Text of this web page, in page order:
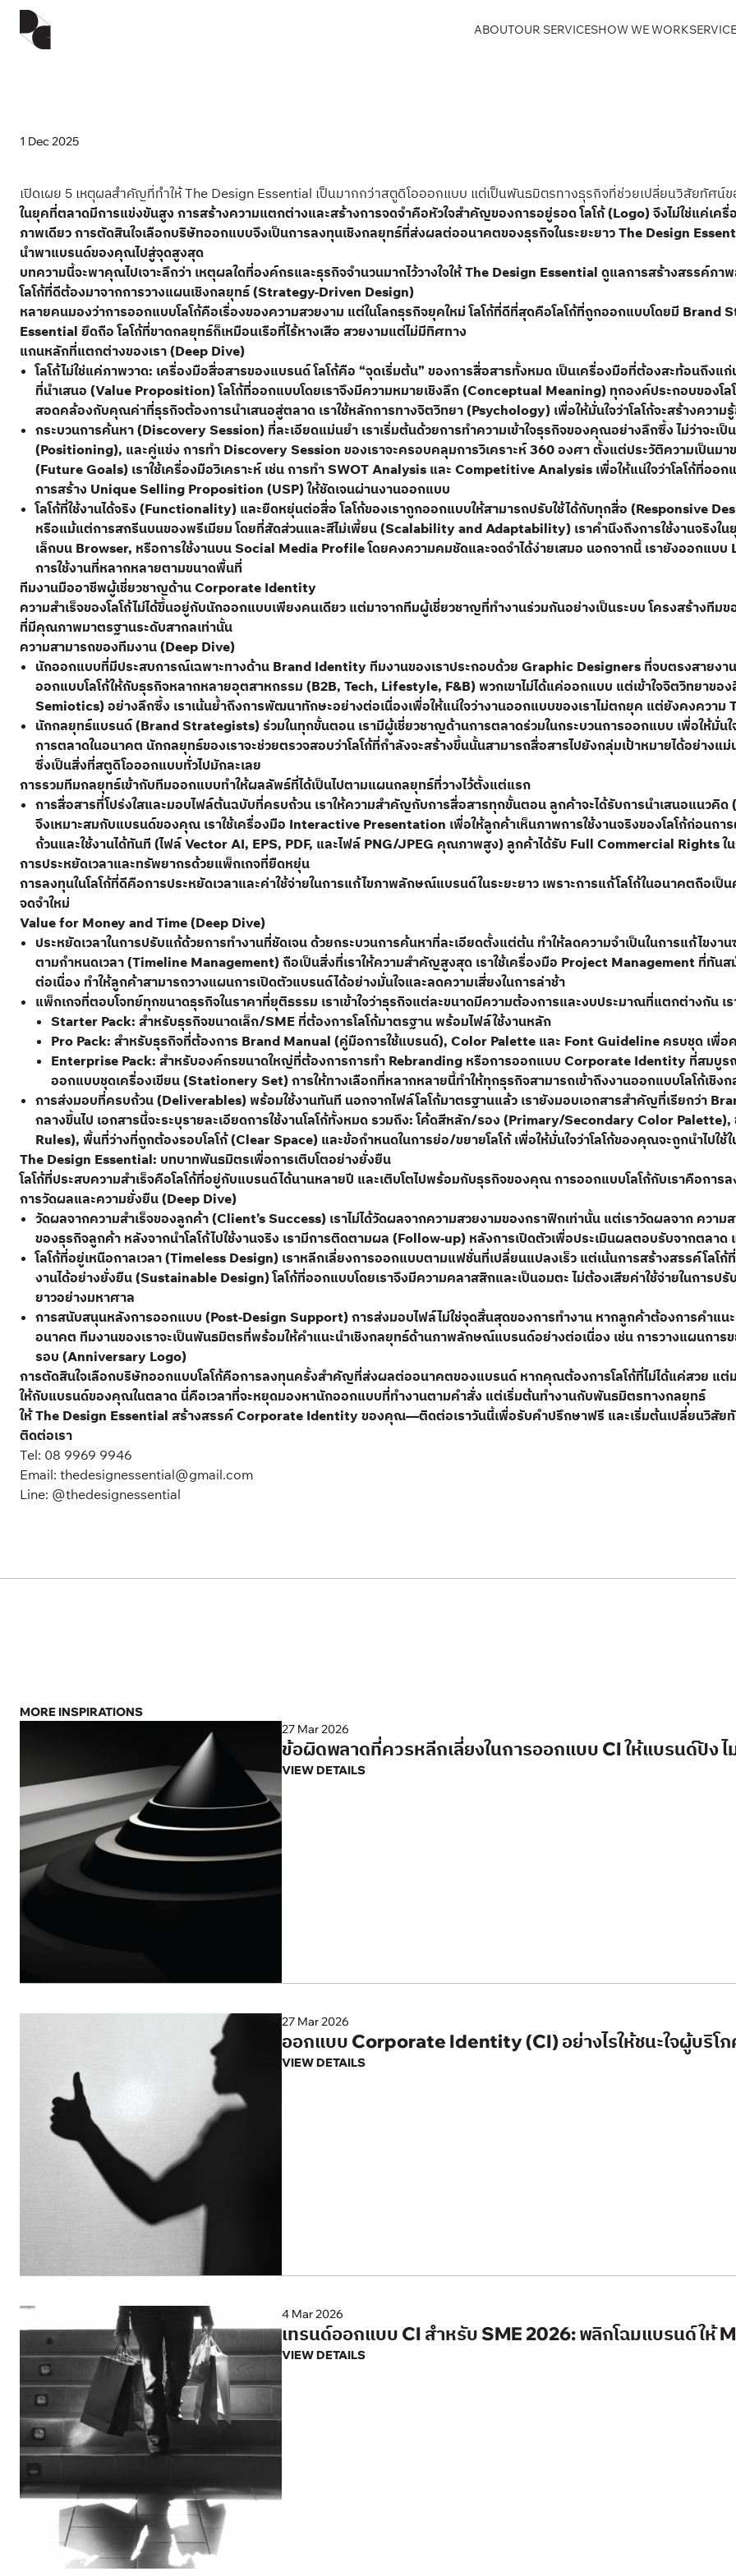
ABOUTOUR SERVICESHOW WE WORK
1 Dec 2025
เปิดเผย 5 เหตุผลสำคัญที่ทำให้ The Design Essential เป็นมากกว่าสตูดิโอออกแบบ แต่เป็นพันธมิตรทางธุรกิจที่ช่วยเปลี่ยนวิสัยทัศน์
ในยุคที่ตลาดมีการแข่งขันสูง การสร้างความแตกต่างและสร้างการจดจำคือหัวใจสำคัญของการอยู่รอด โลโก้ (Logo) จึงไม่ใช่แค่เ
ภาพเดียว การตัดสินใจเลือกบริษัทออกแบบจึงเป็นการลงทุนเชิงกลยุทธ์ที่ส่งผลต่ออนาคตของธุรกิจในระยะยาว The Design
นำพาแบรนด์ของคุณไปสู่จุดสูงสุด
บทความนี้จะพาคุณไปเจาะลึกว่า เหตุผลใดที่องค์กรและธุรกิจจำนวนมากไว้วางใจให้ The Design Essential ดูแลการสร้างสรรค์ภ
โลโก้ที่ดีต้องมาจากการวางแผนเชิงกลยุทธ์ (Strategy-Driven Design)
หลายคนมองว่าการออกแบบโลโก้คือเรื่องของความสวยงาม แต่ในโลกธุรกิจยุคใหม่ โลโก้ที่ดีที่สุดคือโลโก้ที่ถูกออกแบบโดยมี
Essential ยึดถือ โลโก้ที่ขาดกลยุทธ์ก็เหมือนเรือที่ไร้หางเสือ สวยงามแต่ไม่มีทิศทาง
แกนหลักที่แตกต่างของเรา (Deep Dive)
โลโก้ไม่ใช่แค่ภาพวาด: เครื่องมือสื่อสารของแบรนด์ โลโก้คือ “จุดเริ่มต้น” ของการสื่อสารทั้งหมด เป็นเครื่องมือที่ต้องสะท้อนถึ
ที่นำเสนอ (Value Proposition) โลโก้ที่ออกแบบโดยเราจึงมีความหมายเชิงลึก (Conceptual Meaning) ทุกองค์ประกอบของ
สอดคล้องกับคุณค่าที่ธุรกิจต้องการนำเสนอสู่ตลาด เราใช้หลักการทางจิตวิทยา (Psychology) เพื่อให้มั่นใจว่าโลโก้จะสร้างควา
กระบวนการค้นหา (Discovery Session) ที่ละเอียดแม่นยำ เราเริ่มต้นด้วยการทำความเข้าใจธุรกิจของคุณอย่างลึกซึ้ง ไม่ว่าจะ
(Positioning), และคู่แข่ง การทำ Discovery Session ของเราจะครอบคลุมการวิเคราะห์ 360 องศา ตั้งแต่ประวัติความเป็นม
(Future Goals) เราใช้เครื่องมือวิเคราะห์ เช่น การทำ SWOT Analysis และ Competitive Analysis เพื่อให้แน่ใจว่าโลโก้ที่ออก
การสร้าง Unique Selling Proposition (USP) ให้ชัดเจนผ่านงานออกแบบ
โลโก้ที่ใช้งานได้จริง (Functionality) และยืดหยุ่นต่อสื่อ โลโก้ของเราถูกออกแบบให้สามารถปรับใช้ได้กับทุกสื่อ (Responsive
หรือแม้แต่การสกรีนบนของพรีเมียม โดยที่สัดส่วนและสีไม่เพี้ยน (Scalability and Adaptability) เราคำนึงถึงการใช้งานจริงใน
เล็กบน Browser, หรือการใช้งานบน Social Media Profile โดยคงความคมชัดและจดจำได้ง่ายเสมอ นอกจากนี้ เรายังออกแบ
การใช้งานที่หลากหลายตามขนาดพื้นที่
ทีมงานมืออาชีพผู้เชี่ยวชาญด้าน Corporate Identity
ความสำเร็จของโลโก้ไม่ได้ขึ้นอยู่กับนักออกแบบเพียงคนเดียว แต่มาจากทีมผู้เชี่ยวชาญที่ทำงานร่วมกันอย่างเป็นระบบ โครงสร้างที
ที่มีคุณภาพมาตรฐานระดับสากลเท่านั้น
ความสามารถของทีมงาน (Deep Dive)
นักออกแบบที่มีประสบการณ์เฉพาะทางด้าน Brand Identity ทีมงานของเราประกอบด้วย Graphic Designers ที่จบตรงสายง
ออกแบบโลโก้ให้กับธุรกิจหลากหลายอุตสาหกรรม (B2B, Tech, Lifestyle, F&B) พวกเขาไม่ได้แค่ออกแบบ แต่เข้าใจจิตวิทยาข
Semiotics) อย่างลึกซึ้ง เราเน้นย้ำถึงการพัฒนาทักษะอย่างต่อเนื่องเพื่อให้แน่ใจว่างานออกแบบของเราไม่ตกยุค แต่ยังคงความ
นักกลยุทธ์แบรนด์ (Brand Strategists) ร่วมในทุกขั้นตอน เรามีผู้เชี่ยวชาญด้านการตลาดร่วมในกระบวนการออกแบบ เพื่อให้มั่นใ
การตลาดในอนาคต นักกลยุทธ์ของเราจะช่วยตรวจสอบว่าโลโก้ที่กำลังจะสร้างขึ้นนั้นสามารถสื่อสารไปยังกลุ่มเป้าหมายได้อย่าง
ซึ่งเป็นสิ่งที่สตูดิโอออกแบบทั่วไปมักละเลย
การรวมทีมกลยุทธ์เข้ากับทีมออกแบบทำให้ผลลัพธ์ที่ได้เป็นไปตามแผนกลยุทธ์ที่วางไว้ตั้งแต่แรก
การสื่อสารที่โปร่งใสและมอบไฟล์ต้นฉบับที่ครบถ้วน เราให้ความสำคัญกับการสื่อสารทุกขั้นตอน ลูกค้าจะได้รับการนำเสนอแนวคิ
จึงเหมาะสมกับแบรนด์ของคุณ เราใช้เครื่องมือ Interactive Presentation เพื่อให้ลูกค้าเห็นภาพการใช้งานจริงของโลโก้ก่อน
ถ้วนและใช้งานได้ทันที (ไฟล์ Vector AI, EPS, PDF, และไฟล์ PNG/JPEG คุณภาพสูง) ลูกค้าได้รับ Full Commercial Rights ใ
การประหยัดเวลาและทรัพยากรด้วยแพ็กเกจที่ยืดหยุ่น
การลงทุนในโลโก้ที่ดีคือการประหยัดเวลาและค่าใช้จ่ายในการแก้ไขภาพลักษณ์แบรนด์ในระยะยาว เพราะการแก้โลโก้ในอนาคตถือเป็น
จดจำใหม่
Value for Money and Time (Deep Dive)
ประหยัดเวลาในการปรับแก้ด้วยการทำงานที่ชัดเจน ด้วยกระบวนการค้นหาที่ละเอียดตั้งแต่ต้น ทำให้ลดความจำเป็นในการแก้ไขง
ตามกำหนดเวลา (Timeline Management) ถือเป็นสิ่งที่เราให้ความสำคัญสูงสุด เราใช้เครื่องมือ Project Management ที่ทัน
ต่อเนื่อง ทำให้ลูกค้าสามารถวางแผนการเปิดตัวแบรนด์ได้อย่างมั่นใจและลดความเสี่ยงในการล่าช้า
แพ็กเกจที่ตอบโจทย์ทุกขนาดธุรกิจในราคาที่ยุติธรรม เราเข้าใจว่าธุรกิจแต่ละขนาดมีความต้องการและงบประมาณที่แตกต่างกัน
Starter Pack: สำหรับธุรกิจขนาดเล็ก/SME ที่ต้องการโลโก้มาตรฐาน พร้อมไฟล์ใช้งานหลัก
Pro Pack: สำหรับธุรกิจที่ต้องการ Brand Manual (คู่มือการใช้แบรนด์), Color Palette และ Font Guideline ครบชุด เพื่
Enterprise Pack: สำหรับองค์กรขนาดใหญ่ที่ต้องการการทำ Rebranding หรือการออกแบบ Corporate Identity ที่สมบูร
ออกแบบชุดเครื่องเขียน (Stationery Set) การให้ทางเลือกที่หลากหลายนี้ทำให้ทุกธุรกิจสามารถเข้าถึงงานออกแบบโลโก้เชิง
การส่งมอบที่ครบถ้วน (Deliverables) พร้อมใช้งานทันที นอกจากไฟล์โลโก้มาตรฐานแล้ว เรายังมอบเอกสารสำคัญที่เรียกว่า
กลางขึ้นไป เอกสารนี้จะระบุรายละเอียดการใช้งานโลโก้ทั้งหมด รวมถึง: โค้ดสีหลัก/รอง (Primary/Secondary Color
Rules), พื้นที่ว่างที่ถูกต้องรอบโลโก้ (Clear Space) และข้อกำหนดในการย่อ/ขยายโลโก้ เพื่อให้มั่นใจว่าโลโก้ของคุณจะถูกนำไปใ
The Design Essential: บทบาทพันธมิตรเพื่อการเติบโตอย่างยั่งยืน
โลโก้ที่ประสบความสำเร็จคือโลโก้ที่อยู่กับแบรนด์ได้นานหลายปี และเติบโตไปพร้อมกับธุรกิจของคุณ การออกแบบโลโก้กับเราคือการล
การวัดผลและความยั่งยืน (Deep Dive)
วัดผลจากความสำเร็จของลูกค้า (Client’s Success) เราไม่ได้วัดผลจากความสวยงามของกราฟิกเท่านั้น แต่เราวัดผลจาก ควา
ของธุรกิจลูกค้า หลังจากนำโลโก้ไปใช้งานจริง เรามีการติดตามผล (Follow-up) หลังการเปิดตัวเพื่อประเมินผลตอบรับจากตลาด
โลโก้ที่อยู่เหนือกาลเวลา (Timeless Design) เราหลีกเลี่ยงการออกแบบตามแฟชั่นที่เปลี่ยนแปลงเร็ว แต่เน้นการสร้างสรรค์โล
งานได้อย่างยั่งยืน (Sustainable Design) โลโก้ที่ออกแบบโดยเราจึงมีความคลาสสิกและเป็นอมตะ ไม่ต้องเสียค่าใช้จ่ายในการ
ยาวอย่างมหาศาล
การสนับสนุนหลังการออกแบบ (Post-Design Support) การส่งมอบไฟล์ไม่ใช่จุดสิ้นสุดของการทำงาน หากลูกค้าต้องการคำแน
อนาคต ทีมงานของเราจะเป็นพันธมิตรที่พร้อมให้คำแนะนำเชิงกลยุทธ์ด้านภาพลักษณ์แบรนด์อย่างต่อเนื่อง เช่น การวางแผนกา
รอบ (Anniversary Logo)
การตัดสินใจเลือกบริษัทออกแบบโลโก้คือการลงทุนครั้งสำคัญที่ส่งผลต่ออนาคตของแบรนด์ หากคุณต้องการโลโก้ที่ไม่ได้แค่สวย แ
ให้กับแบรนด์ของคุณในตลาด นี่คือเวลาที่จะหยุดมองหานักออกแบบที่ทำงานตามคำสั่ง แต่เริ่มต้นทำงานกับพันธมิตรทางกลยุทธ์
ให้ The Design Essential สร้างสรรค์ Corporate Identity ของคุณ—ติดต่อเราวันนี้เพื่อรับคำปรึกษาฟรี และเริ่มต้นเปลี่ยนวิสัย
ติดต่อเรา
Tel: 08 9969 9946
Email: thedesignessential@gmail.com
Line: @thedesignessential
MORE INSPIRATIONS
27 Mar 2026
ข้อผิดพลาดที่ควรหลีกเลี่ยงในการออกแบบ CI ให้แบรนด์ปัง
VIEW DETAILS
27 Mar 2026
ออกแบบ Corporate Identity (CI) อย่างไรให้ชนะใจผู้บริโ
VIEW DETAILS
4 Mar 2026
เทรนด์ออกแบบ CI สำหรับ SME 2026: พลิกโฉมแบรนด์ให้
VIEW DETAILS